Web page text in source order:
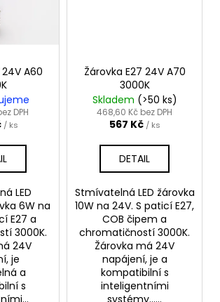
A60
DPH
/ ks
LED
6W na
E27 a
3000K.
24V
je
a
s
Žárovka E27 24V A70
3000K
Skladem (>50 ks)
468,60 Kč bez DPH
567 Kč / ks
DETAIL
Stmívatelná LED žárovka
10W na 24V. S paticí E27,
COB čipem a
chromatičností 3000K.
Žárovka má 24V
napájení, je a
kompatibilní s
inteligentními